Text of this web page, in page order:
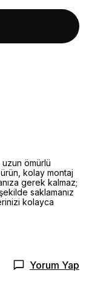
uzun ömürlü
kolay montaj
gerek kalmaz;
saklamanız
kolayca
Yorum Yap